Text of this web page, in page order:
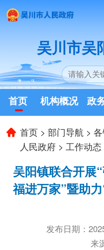
吴川市吴
首页 机构概况 政
首页 >部门导航 >
人民政府 > 工作动态
吴阳镇联合开展
福进万家”暨助
发布日期：
来